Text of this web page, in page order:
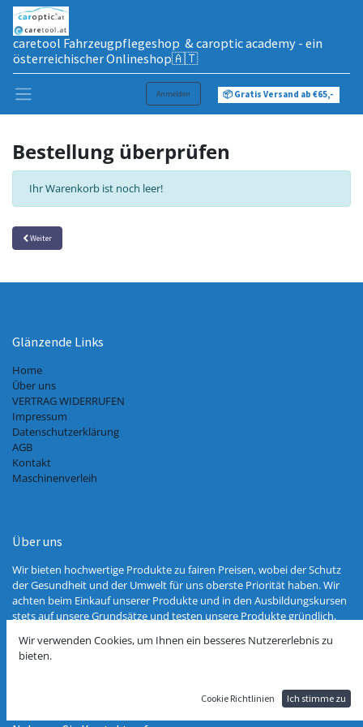
caretool Fahrzeugpflegeshop & caroptic academy - ein
österreichischer Onlineshop🇦🇹
Anmelden 📦 Gratis Versand ab €65,-
Bestellung überprüfen
Ihr Warenkorb ist noch leer!
Weiter
Glänzende Links
Home
Über uns
VERTRAG WIDERRUFEN
Impressum
Datenschutzerklärung
AGB
Kontakt
Maschinenverleih
Über uns
Wir bieten hochwertige Produkte zu fairen Preisen, wobei der Schutz
der Gesundheit und der Umwelt für uns oberste Priorität haben. Wir
achten beim Einkauf unserer Produkte und in den Ausbildungskursen
stets auf unsere Grundsätze und testen unsere Produkte gründlich,
Hersteller unserer Produkte persönlich und bevorzugen bei der
Auswahl europäische Anbieter.
Wir verwenden Cookies, um Ihnen ein besseres Nutzererlebnis zu
bieten.
Cookie Richtlinien Ich stimme zu